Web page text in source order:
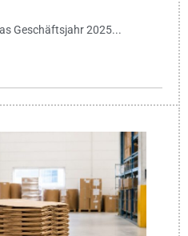
Geschäftsjahr 2025...